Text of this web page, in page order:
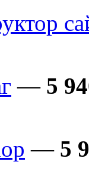
— 5
— 5